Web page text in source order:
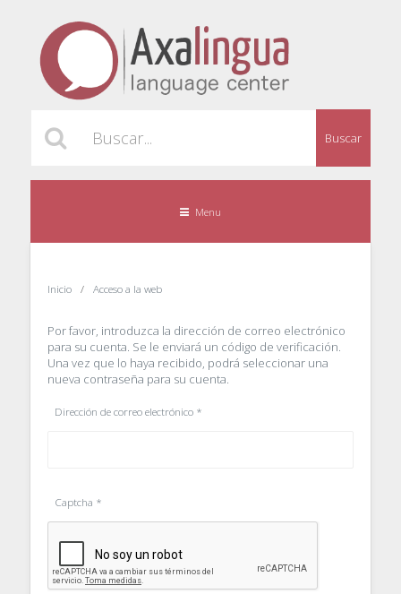
Buscar
Menu
Inicio Acceso a la web
Por favor, introduzca la dirección de correo electrónico
para su cuenta. Se le enviará un código de verificación.
Una vez que lo haya recibido, podrá seleccionar una
nueva contraseña para su cuenta.
Dirección de correo electrónico*
Captcha *